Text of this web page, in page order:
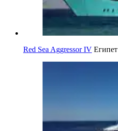
Red Sea Aggressor IV Египет